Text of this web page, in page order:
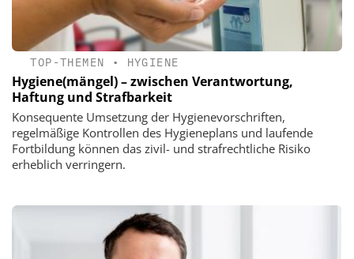
TOP-THEMEN • HYGIENE
Hygiene(mängel) – zwischen Verantwortung,
Haftung und Strafbarkeit
Konsequente Umsetzung der Hygienevorschriften,
regelmäßige Kontrollen des Hygieneplans und laufende
Fortbildung können das zivil- und strafrechtliche Risiko
erheblich verringern.